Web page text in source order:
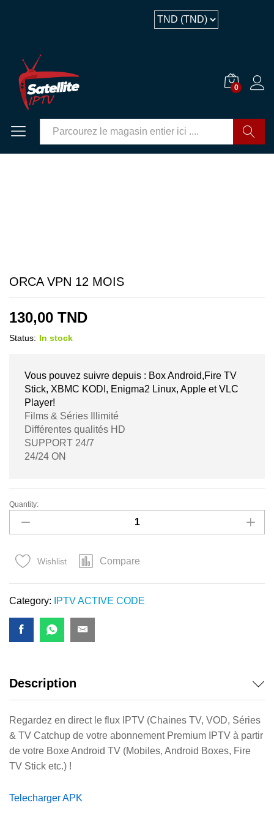
0
GO
ORCA VPN 12 MOIS
130,00 TND
Status: In stock
Vous pouvez suivre depuis : Box Android,Fire TV
Stick, XBMC KODI, Enigma2 Linux, Apple et VLC
Player!
Films & Séries Illimité
Différentes qualités HD
SUPPORT 24/7
24/24 ON
ORCA
VPN
MOIS
quantity
Quantity:
Wishlist Compare
Category: IPTV ACTIVE CODE
Description
Regardez en direct le flux IPTV (Chaines TV, VOD, Séries
& TV Catchup de votre abonnement Premium IPTV à partir
de votre Boxe Android TV (Mobiles, Android Boxes, Fire
TV Stick etc.) !
Telecharger APK